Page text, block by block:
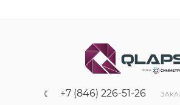
+7 (846) 226-51-26